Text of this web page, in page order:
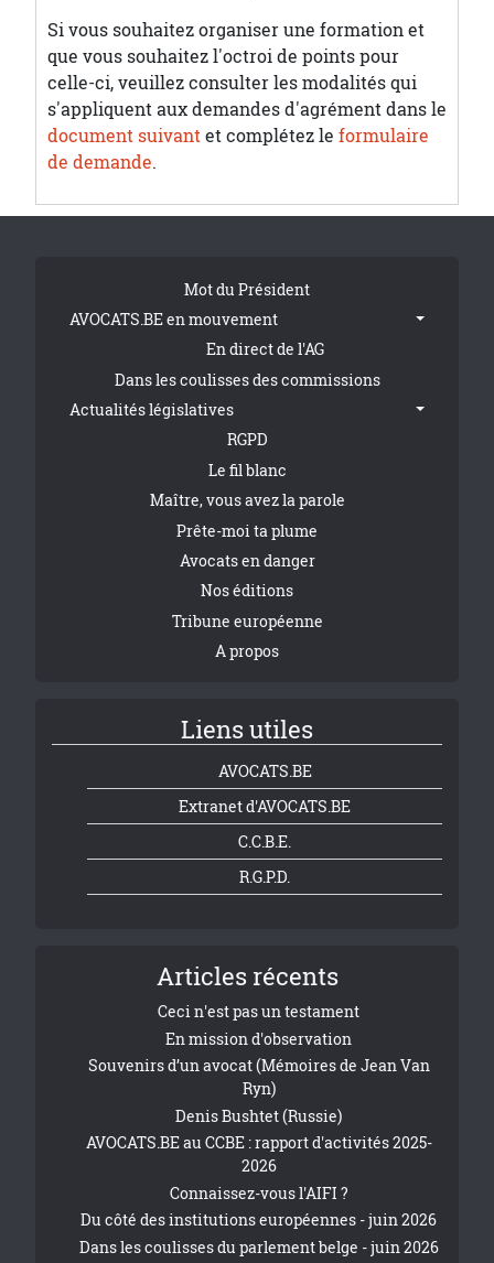
Si vous souhaitez organiser une formation et
que vous souhaitez l'octroi de points pour
celle-ci, veuillez consulter les modalités qui
s'appliquent aux demandes d'agrément dans le
document suivantet complétez le formulaire
de demande.
Tribune FooterMot du Président
AVOCATS.BE en mouvement
En direct de l'AG
Dans les coulisses des commissions
Actualités législatives
RGPD
Le fil blanc
Maître, vous avez la parole
Prête-moi ta plume
Avocats en danger
Nos éditions
Tribune européenne
A propos
Liens utiles
AVOCATS.BE
Extranet d'AVOCATS.BE
C.C.B.E.
R.G.P.D.
Articles récents
Ceci n'est pas un testament
En mission d'observation
Souvenirs d’un avocat (Mémoires de Jean Van
Ryn)
Denis Bushtet (Russie)
AVOCATS.BE au CCBE : rapport d'activités 2025-
2026
Connaissez-vous l'AIFI ?
Du côté des institutions européennes - juin 2026
Dans les coulisses du parlement belge - juin 2026